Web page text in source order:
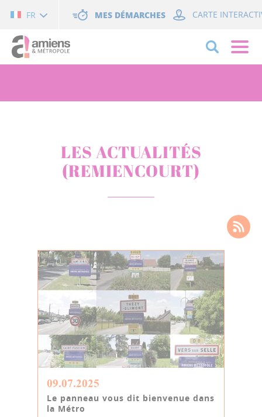
FR MES DÉMARCHES CARTE
LES ACTUALITÉS
(REMIENCOURT)
09.07.2025
Le panneau vous dit bienvenue dans
la Métro